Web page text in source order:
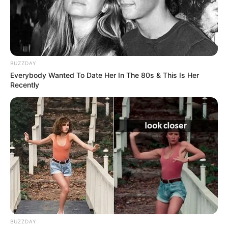
nacionalidad venezolana, recibió una herida de gravedad
en el pecho.
BUZZDAY
Everybody Wanted To Date Her In The 80s & This Is Her
Recently
BUZZDAY